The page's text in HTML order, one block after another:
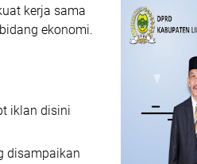
kerja sama
ekonomi.
iklan disini
disampaikan